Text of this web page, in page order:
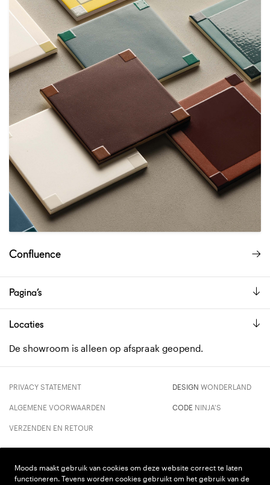
Confluence
Pagina’s
Locaties
De showroom is alleen op afspraak geopend.
PRIVACY STATEMENT
ALGEMENE VOORWAARDEN
VERZENDEN EN RETOUR
DESIGN WONDERLAND
CODE NINJA'S
Moods maakt gebruik van cookies om deze website correct te laten
functioneren. Tevens worden cookies gebruikt om het gebruik van de